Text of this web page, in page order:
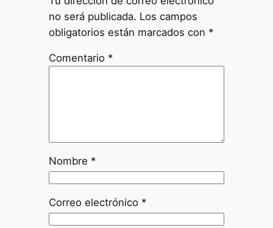
no será publicada. Los campos
obligatorios están marcados con *
Comentario *
Nombre *
Correo electrónico *